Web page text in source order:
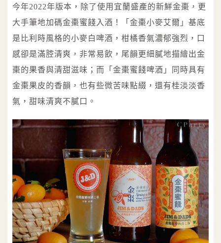
今年2022年版本，除了使用宜蘭盛產的新鮮金棗，更
大手筆地加碼金棗蜜餞入酒！「金棗小麥艾爾」基底
是比利時風格的小麥白啤酒，柑橘香氣濃郁強烈，口
感卻是滿腔清爽，非常易飲，尾韻更細膩地描繪出金
棗的果香與清甜滋味；而「金棗蜜餞啤酒」同時具有
金棗果皮的香韻，也有些微苦味點綴，還有桂淡淡香
氣，甜味清爽不膩口。